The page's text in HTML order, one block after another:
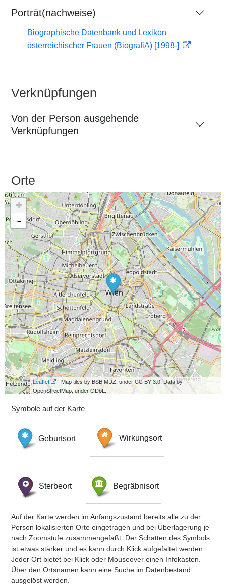
Porträt(nachweise)
Biographische Datenbank und Lexikon
österreichischer Frauen (BiografiA) [1998-]
Verknüpfungen
Von der Person ausgehende
Verknüpfungen
Orte
+
-
Leaflet
| Map tiles by BSB MDZ, under CC BY 3.0. Data by
OpenStreetMap, under ODbL.
Symbole auf der Karte
Geburtsort Wirkungsort
Sterbeort Begräbnisort
Auf der Karte werden im Anfangszustand bereits alle zu der
Person lokalisierten Orte eingetragen und bei Überlagerung je
nach Zoomstufe zusammengefaßt. Der Schatten des Symbols
ist etwas stärker und es kann durch Klick aufgefaltet werden.
Jeder Ort bietet bei Klick oder Mouseover einen Infokasten.
Über den Ortsnamen kann eine Suche im Datenbestand
ausgelöst werden.